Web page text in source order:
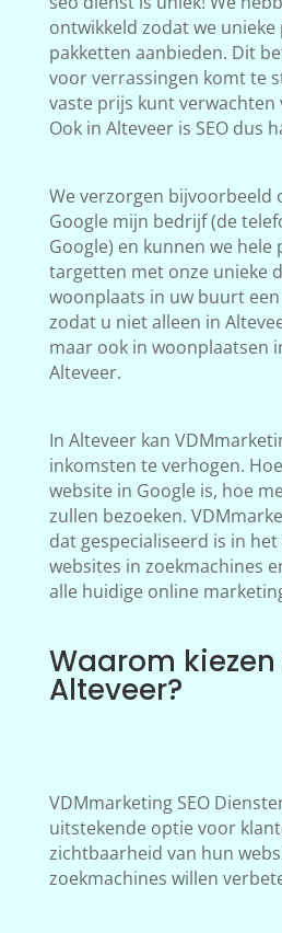
ontwikkeld zodat we unieke
pakketten aanbieden. Dit
voor verrassingen komt te
vaste prijs kunt verwachten
Ook in Alteveer is SEO dus
We verzorgen bijvoorbeeld
Google mijn bedrijf (de
Google) en kunnen we hele
targetten met onze unieke
woonplaats in uw buurt
zodat u niet alleen in
maar ook in woonplaatsen
Alteveer.
In Alteveer kan
inkomsten te verhogen.
website in Google is, hoe
zullen bezoeken.
dat gespecialiseerd is in
websites in zoekmachines
alle huidige online
Waarom kiezen
Alteveer?
VDMmarketing SEO
uitstekende optie voor
zichtbaarheid van hun
zoekmachines willen